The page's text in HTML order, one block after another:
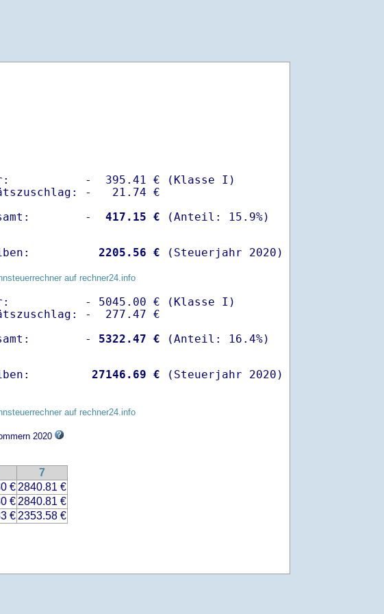
-  395.41 € (Klasse I)
-   21.74 €
-
  417.15 €
2205.56 € (Steuerjahr 2020)
auf rechner24.info
- 5045.00 € (Klasse I)
-  277.47 €
-
5322.47 €
27146.69 € (Steuerjahr 2020)
auf rechner24.info
2020
7
€ 2840.81 €
€ 2840.81 €
€ 2353.58 €